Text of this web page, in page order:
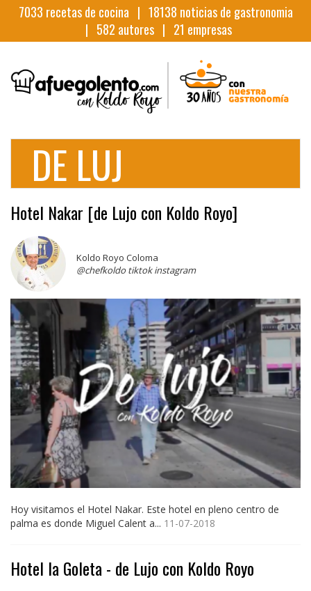
7033 recetas de cocina | 18138 noticias de gastronomia
| 582 autores | 21 empresas
DE LUJ
Hotel Nakar [de Lujo con Koldo Royo]
Koldo Royo Coloma
@chefkoldo tiktok instagram
Hoy visitamos el Hotel Nakar. Este hotel en pleno centro de
palma es donde Miguel Calent a... 11-07-2018
Hotel la Goleta - de Lujo con Koldo Royo